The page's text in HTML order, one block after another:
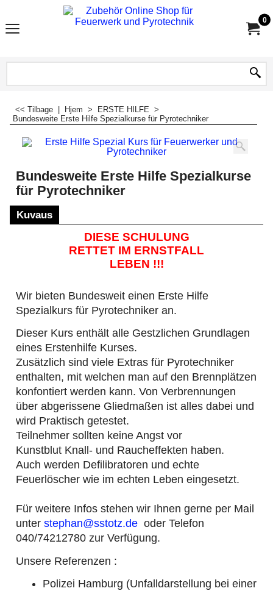
0
<< Tilbage Hjem > ERSTE HILFE >
Bundesweite Erste Hilfe Spezialkurse für Pyrotechniker
Bundesweite Erste Hilfe Spezialkurse
für Pyrotechniker
Kuvaus
DIESE SCHULUNG
RETTET IM ERNSTFALL
LEBEN !!!
Wir bieten Bundesweit einen Erste Hilfe
Spezialkurs für Pyrotechniker an.
Dieser Kurs enthält alle Gestzlichen Grundlagen
eines Erstenhilfe Kurses.
Zusätzlich sind viele Extras für Pyrotechniker
enthalten, mit welchen man auf den Brennplätzen
konfontiert werden kann. Von Verbrennungen
über abgerissene Gliedmaßen ist alles dabei und
wird Praktisch getestet.
Teilnehmer sollten keine Angst vor
Kunstblut Knall- und Raucheffekten haben.
Auch werden Defilibratoren und echte
Feuerlöscher wie im echten Leben eingesetzt.
Für weitere Infos stehen wir Ihnen gerne per Mail
unter stephan@sstotz.de oder Telefon
040/74212780 zur Verfügung.
Unsere Referenzen :
Polizei Hamburg (Unfalldarstellung bei einer